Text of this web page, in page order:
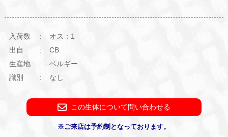
入荷数
オス：1
出自
CB
生産地
ベルギー
識別
なし
この生体について問い合わせる
※ご来店は予約制となっております。